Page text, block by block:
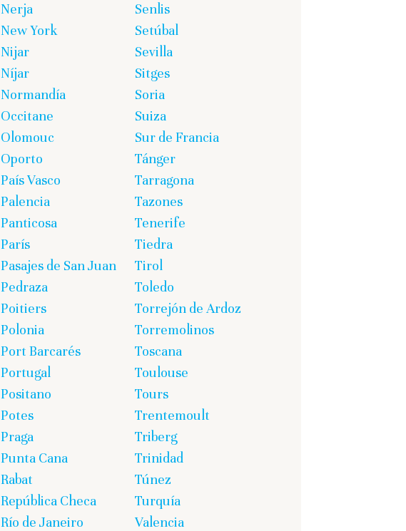
Nerja
New York
Nijar
Níjar
Normandía
Occitane
Olomouc
Oporto
País Vasco
Palencia
Panticosa
París
Pasajes de San Juan
Pedraza
Poitiers
Polonia
Port Barcarés
Portugal
Positano
Potes
Praga
Punta Cana
Rabat
República Checa
Río de Janeiro
Senlis
Setúbal
Sevilla
Sitges
Soria
Suiza
Sur de Francia
Tánger
Tarragona
Tazones
Tenerife
Tiedra
Tirol
Toledo
Torrejón de Ardoz
Torremolinos
Toscana
Toulouse
Tours
Trentemoult
Triberg
Trinidad
Túnez
Turquía
Valencia